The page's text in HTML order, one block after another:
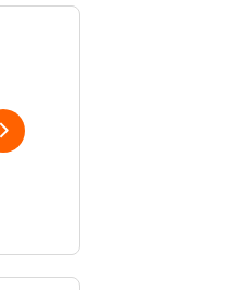
Show job